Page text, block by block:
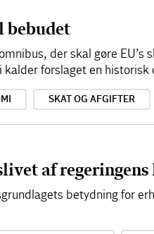
bebudet
der skal gøre
forslaget en
SKAT OG AFGIFTER
af
betydning for